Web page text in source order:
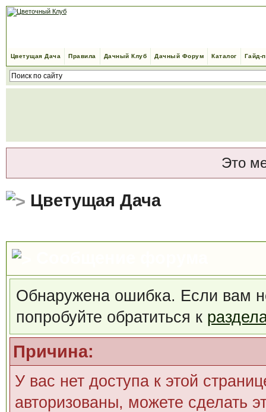
Цветущая Дача Правила Дачный Клуб Дачный Форум Каталог Гайд-
Это
Цветущая Дача
Обнаружена ошибка. Если вам
попробуйте обратиться к
Причина:
У вас нет доступа к этой
авторизованы, можете сделать